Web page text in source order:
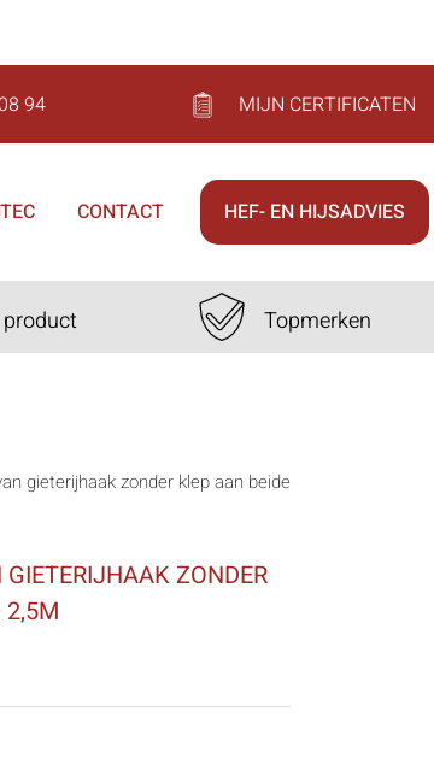
94 MIJN CERTIFICATEN
CONTACT HEF- EN HIJSADVIES
Topmerken
gieterijhaak zonder klep aan beide
ZONDER
2,5M